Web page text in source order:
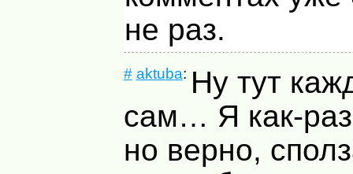
не раз.
# aktuba: Ну тут
сам… Я как-
но верно,